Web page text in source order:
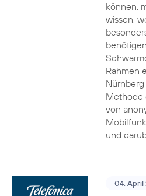
können,
wissen,
Rahmen
Methode
von
und
04. April